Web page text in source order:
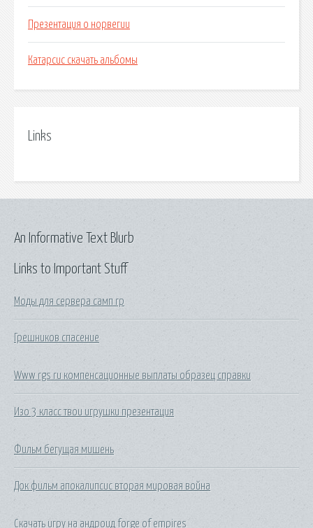
Презентация о норвегии
Катарсис скачать альбомы
Links
Links to Important Stuff
Моды для сервера самп rp
Грешников спасение
Www rgs ru компенсационные выплаты образец справки
Изо 3 класс твои игрушки презентация
Фильм бегущая мишень
Док фильм апокалипсис вторая мировая война
Скачать игру на андроид forge of empires
An Informative Text Blurb